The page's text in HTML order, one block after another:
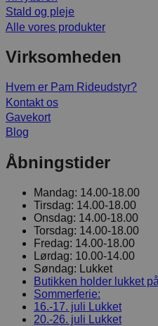
Stald og pleje
Alle vores produkter
Virksomheden
Hvem er Pam Rideudstyr?
Kontakt os
Gavekort
Blog
Åbningstider
Mandag: 14.00-18.00
Tirsdag: 14.00-18.00
Onsdag: 14.00-18.00
Torsdag: 14.00-18.00
Fredag: 14.00-18.00
Lørdag: 10.00-14.00
Søndag: Lukket
Butikken holder lukket
Sommerferie:
16.-17. juli Lukket
20.-26. juli Lukket